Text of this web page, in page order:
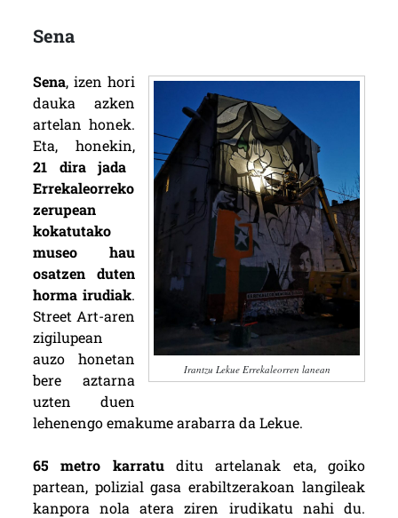
Sena
Irantzu Lekue Errekaleorren lanean
Sena, izen hori
dauka azken
artelan honek.
Eta, honekin,
21 dira jada
Errekaleorreko
zerupean
kokatutako
museo hau
osatzen duten
horma irudiak.
Street Art-aren
zigilupean
auzo honetan
bere aztarna
uzten duen
lehenengo emakume arabarra da Lekue.
65 metro karratuditu artelanak eta, goiko
partean, polizial gasa erabiltzerakoan langileak
kanpora nola atera ziren irudikatu nahi du.